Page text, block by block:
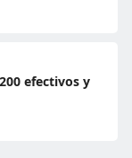
efectivos y